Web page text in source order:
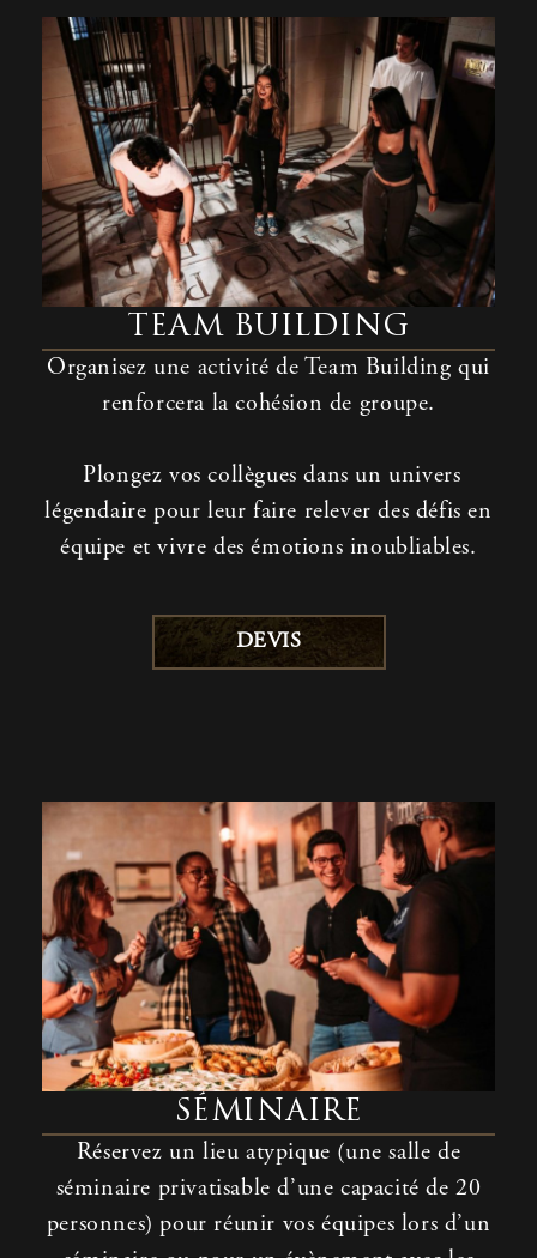
TEAM BUILDING
Organisez une activité de Team Building qui
renforcera lacohésion de groupe.
Plongez vos collègues dans un univers
légendaire pour leur faire relever des défis en
équipe et vivre des émotions inoubliables.
DEVIS
SÉMINAIRE
Réservez un lieuatypique (une salle de
séminaire privatisable d’une capacité de 20
personnes) pour réunir vos équipes lors d’un